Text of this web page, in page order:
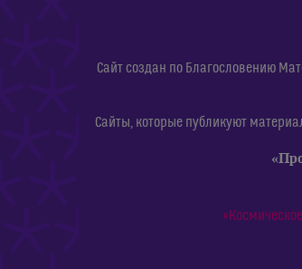
Сайт создан по Благословению
Сайты, которые публикуют